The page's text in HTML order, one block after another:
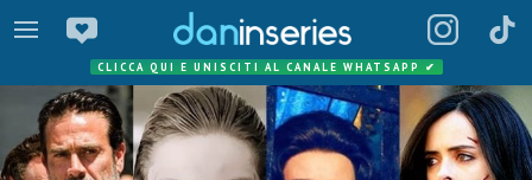
CLICCA QUI E UNISCITI AL CANALE WHATSAPP ✔